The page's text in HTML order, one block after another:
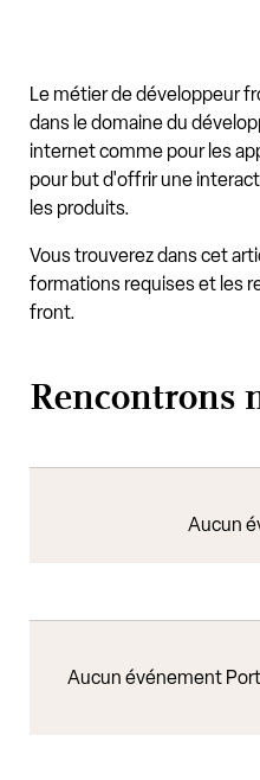
Le métier de développeur
dans le domaine du
internet comme pour les
pour but d'offrir une
les produits.
Vous trouverez dans cet
formations requises et les
front.
Rencontrons
Aucun
Aucun événement